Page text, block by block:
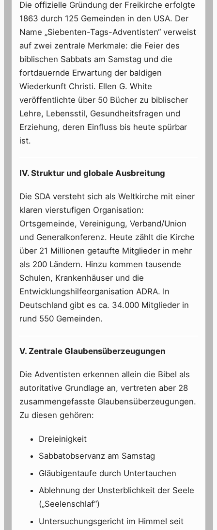
Die offizielle Gründung der Freikirche erfolgte
1863 durch 125 Gemeinden in den USA. Der
Name „Siebenten-Tags-Adventisten“ verweist
auf zwei zentrale Merkmale: die Feier des
biblischen Sabbats am Samstag und die
fortdauernde Erwartung der baldigen
Wiederkunft Christi. Ellen G. White
veröffentlichte über 50 Bücher zu biblischer
Lehre, Lebensstil, Gesundheitsfragen und
Erziehung, deren Einfluss bis heute spürbar
ist.
IV. Struktur und globale Ausbreitung
Die SDA versteht sich als Weltkirche mit einer
klaren vierstufigen Organisation:
Ortsgemeinde, Vereinigung, Verband/Union
und Generalkonferenz. Heute zählt die Kirche
über 21 Millionen getaufte Mitglieder in mehr
als 200 Ländern. Hinzu kommen tausende
Schulen, Krankenhäuser und die
Entwicklungshilfeorganisation ADRA. In
Deutschland gibt es ca. 34.000 Mitglieder in
rund 550 Gemeinden.
V. Zentrale Glaubensüberzeugungen
Die Adventisten erkennen allein die Bibel als
autoritative Grundlage an, vertreten aber 28
zusammengefasste Glaubensüberzeugungen.
Zu diesen gehören:
Dreieinigkeit
Sabbatobservanz am Samstag
Gläubigentaufe durch Untertauchen
Ablehnung der Unsterblichkeit der Seele
(„Seelenschlaf“)
Untersuchungsgericht im Himmel seit